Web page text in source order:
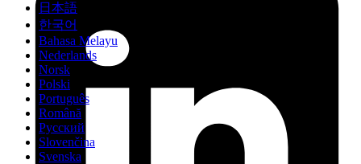
日本語
한국어
Bahasa Melayu
Nederlands
Norsk
Polski
Português
Română
Русский
Slovenčina
Svenska